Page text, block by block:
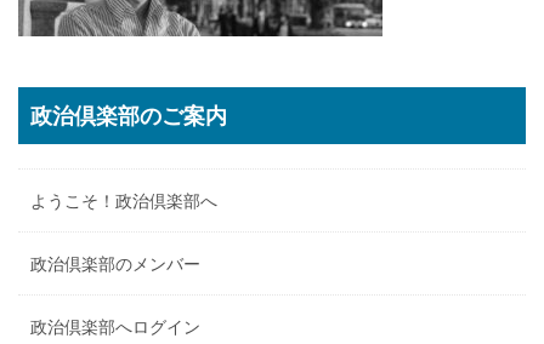
政治倶楽部のご案内
ようこそ！政治倶楽部へ
政治倶楽部のメンバー
政治倶楽部へログイン